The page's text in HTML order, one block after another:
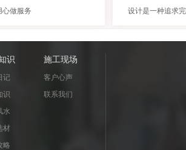
心做服务
设计是一种追求
识
记
识
水
材
略
施工现场
客户心声
联系我们